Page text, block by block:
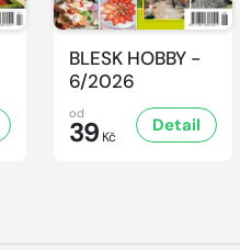
BLESK HOBBY -
6/2026
od
39 Kč
Detail